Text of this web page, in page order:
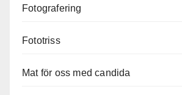
Fotografering
Fototriss
Mat för oss med candida